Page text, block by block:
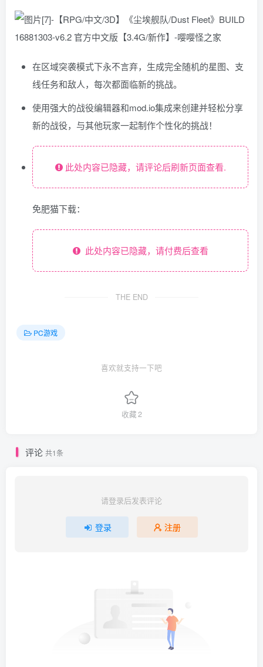
在区域突袭模式下永不言弃，生成完全随机的星图、支
线任务和敌人，每次都面临新的挑战。
使用强大的战役编辑器和mod.io集成来创建并轻松分享
新的战役，与其他玩家一起制作个性化的挑战！
此处内容已隐藏，请评论后刷新页面查看.
免肥猫下载：
此处内容已隐藏，请付费后查看
THE END
PC游戏
喜欢就支持一下吧
收藏2
评论 共1条
请登录后发表评论
登录 注册